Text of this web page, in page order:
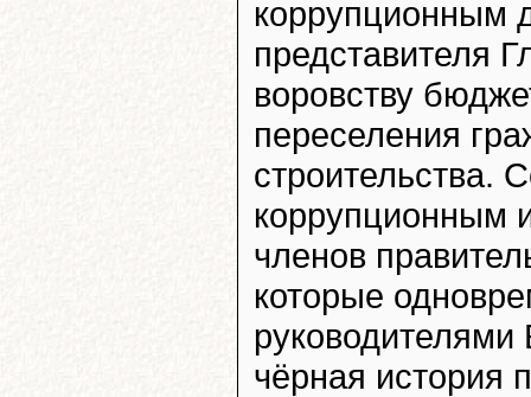
коррупционным
представителя
воровству
переселения
строительства.
коррупционным
членов
которые
руководителями
чёрная история